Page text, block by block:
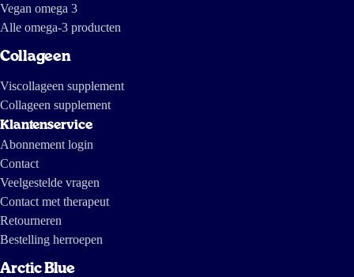
Vegan omega 3
Alle omega-3 producten
Collageen
Viscollageen supplement
Collageen supplement
Klantenservice
Abonnement login
Contact
Veelgestelde vragen
Contact met therapeut
Retourneren
Bestelling herroepen
Arctic Blue